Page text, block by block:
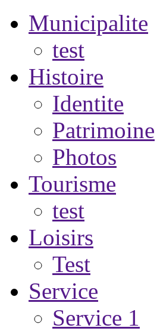
Municipalite
test
Histoire
Identite
Patrimoine
Photos
Tourisme
test
Loisirs
Test
Service
Service 1